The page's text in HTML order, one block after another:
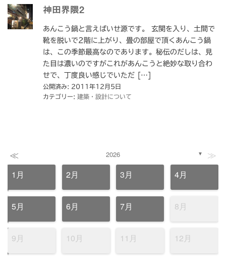
神田界隈2
あんこう鍋と言えばいせ源です。 玄関を入り、土間で
靴を脱いで2階に上がり、畳の部屋で頂くあんこう鍋
は、この季節最高なのであります。秘伝のだしは、見
た目は濃いのですがこれがあんこうと絶妙な取り合わ
せで、丁度良い感じでいただ […]
公開済み: 2011年12月5日
カテゴリー: 建築・設計について
≪ 2026 ▼ ≫
1月 2月 3月 4月
5月 6月 7月 8月
9月 10月 11月 12月